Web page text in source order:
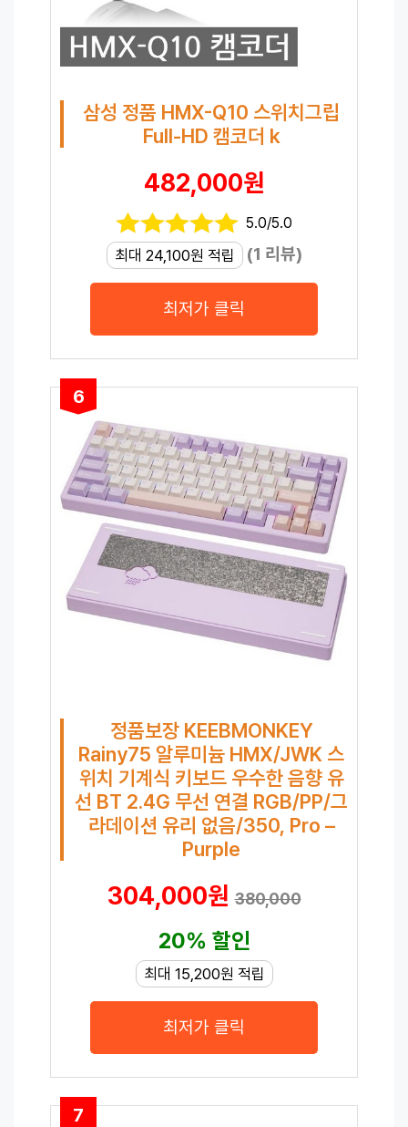
삼성 정품 HMX-Q10 스위치그립
Full-HD 캠코더 k
482,000원
5.0/5.0
최대 24,100원 적립 (1 리뷰)
최저가 클릭
6
정품보장 KEEBMONKEY
Rainy75 알루미늄 HMX/JWK 스
위치 기계식 키보드 우수한 음향 유
선 BT 2.4G 무선 연결 RGB/PP/그
라데이션 유리 없음/350, Pro –
Purple
304,000원380,000
20% 할인
최대 15,200원 적립
최저가 클릭
7